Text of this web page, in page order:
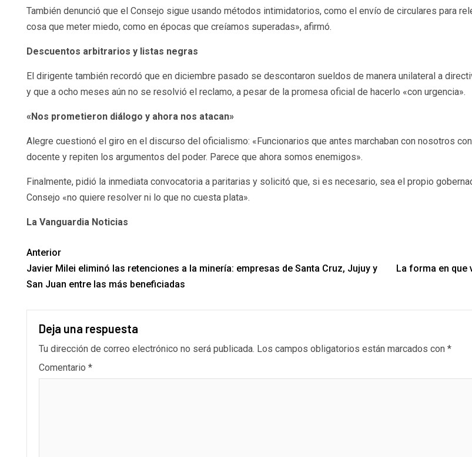
También denunció que el Consejo sigue usando métodos intimidatorios, como el envío de circulares para
cosa que meter miedo, como en épocas que creíamos superadas», afirmó.
Descuentos arbitrarios y listas negras
El dirigente también recordó que en diciembre pasado se descontaron sueldos de manera unilateral a
y que a ocho meses aún no se resolvió el reclamo, a pesar de la promesa oficial de hacerlo «con urgencia».
«Nos prometieron diálogo y ahora nos atacan»
Alegre cuestionó el giro en el discurso del oficialismo: «Funcionarios que antes marchaban con nosotros
docente y repiten los argumentos del poder. Parece que ahora somos enemigos».
Finalmente, pidió la inmediata convocatoria a paritarias y solicitó que, si es necesario, sea el propio
Consejo «no quiere resolver ni lo que no cuesta plata».
La Vanguardia Noticias
Anterior
Javier Milei eliminó las retenciones a la minería: empresas de Santa Cruz, Jujuy y
San Juan entre las más beneficiadas
La forma en que
Deja una respuesta
Tu dirección de correo electrónico no será publicada. Los campos obligatorios están marcados con *
Comentario *